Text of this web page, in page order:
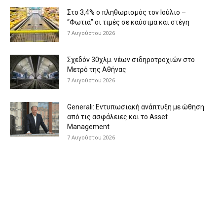
Στο 3,4% ο πληθωρισμός τον Ιούλιο –
“Φωτιά” οι τιμές σε καύσιμα και στέγη
7 Αυγούστου 2026
Σχεδόν 30χλμ. νέων σιδηροτροχιών στο
Μετρό της Αθήνας
7 Αυγούστου 2026
Generali: Eντυπωσιακή ανάπτυξη με ώθηση
από τις ασφάλειες και το Asset
Management
7 Αυγούστου 2026